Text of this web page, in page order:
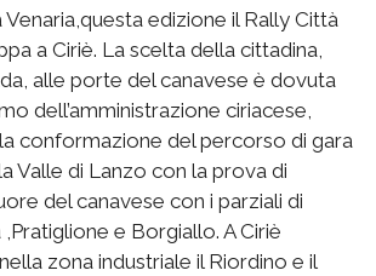
edizione il Rally Città
a Ciriè. La scelta della cittadina,
alle porte del canavese è dovuta
dell’amministrazione ciriacese,
conformazione del percorso di gara
Valle di Lanzo con la prova di
del canavese con i parziali di
e Borgiallo. A Ciriè
zona industriale il Riordino e il